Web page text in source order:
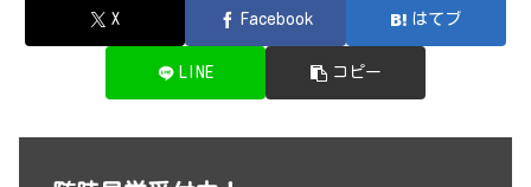
X Facebook はてブ
LINE コピー